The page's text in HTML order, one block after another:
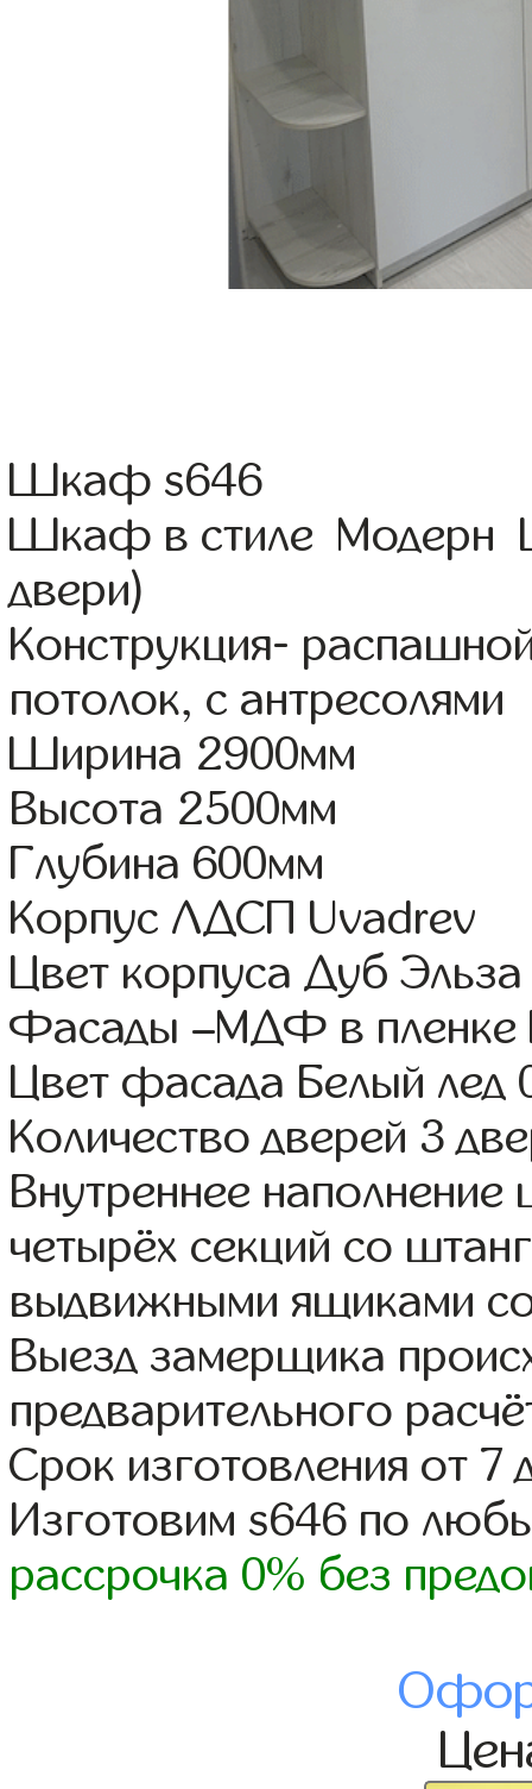
Шкаф s646
Шкаф в стиле Модерн
двери)
Конструкция-
потолок, с антресолями
Ширина 2900мм
Высота 2500мм
Глубина 600мм
Корпус ЛДСП Uvadrev
Цвет корпуса Дуб Эльза
Фасады –МДФ в пленке
Цвет фасада Белый лед
Количество дверей 3
Внутреннее
четырёх секций со
выдвижными ящиками
Выезд замерщика
предварительного
Срок изготовления от 7
Изготовим s646 по
рассрочка 0% без